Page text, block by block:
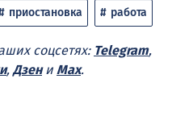
приостановка работа
соцсетях: Telegram,
, Дзени Max.